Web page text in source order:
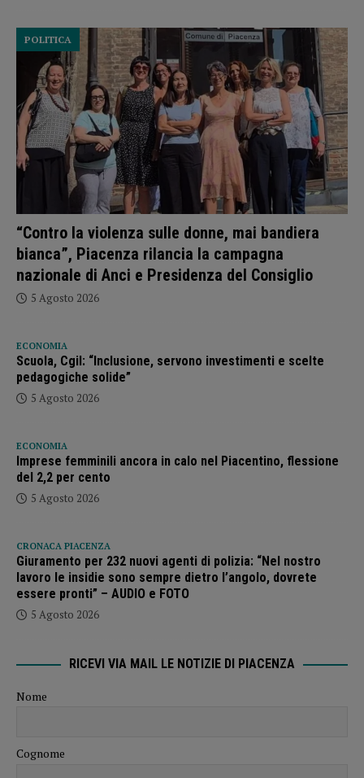
“Contro la violenza sulle donne, mai bandiera
bianca”, Piacenza rilancia la campagna
nazionale di Anci e Presidenza del Consiglio
POLITICA
5 Agosto 2026
ECONOMIA
Scuola, Cgil: “Inclusione, servono investimenti e scelte
pedagogiche solide”
5 Agosto 2026
ECONOMIA
Imprese femminili ancora in calo nel Piacentino, flessione
del 2,2 per cento
5 Agosto 2026
CRONACA PIACENZA
Giuramento per 232 nuovi agenti di polizia: “Nel nostro
lavoro le insidie sono sempre dietro l’angolo, dovrete
essere pronti” – AUDIO e FOTO
5 Agosto 2026
RICEVI VIA MAIL LE NOTIZIE DI PIACENZA
Nome
Cognome